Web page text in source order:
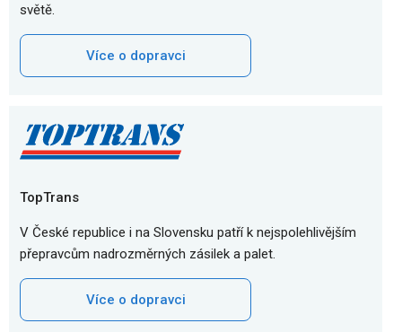
světě.
Více o dopravci
TopTrans
V České republice i na Slovensku patří k nejspolehlivějším
přepravcům nadrozměrných zásilek a palet.
Více o dopravci